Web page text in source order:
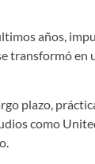
años,
transformó
plazo,
como